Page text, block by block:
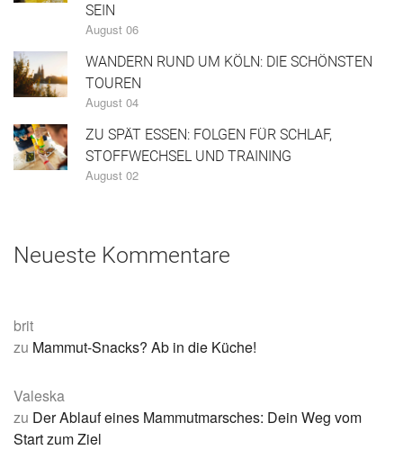
SEIN
August 06
WANDERN RUND UM KÖLN: DIE SCHÖNSTEN
TOUREN
August 04
ZU SPÄT ESSEN: FOLGEN FÜR SCHLAF,
STOFFWECHSEL UND TRAINING
August 02
Neueste Kommentare
brit
zu Mammut-Snacks? Ab in die Küche!
Valeska
zu Der Ablauf eines Mammutmarsches: Dein Weg vom
Start zum Ziel